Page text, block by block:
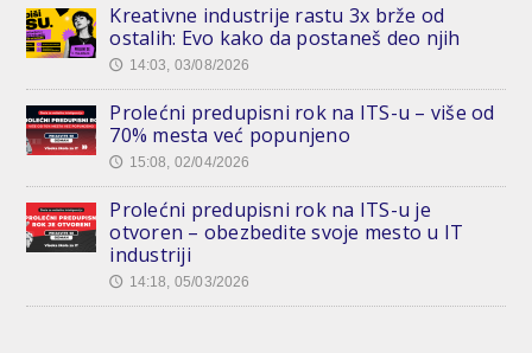
Kreativne industrije rastu 3x brže od
ostalih: Evo kako da postaneš deo njih
🕔 14:03, 03/08/2026
Prolećni predupisni rok na ITS-u – više od
70% mesta već popunjeno
🕔 15:08, 02/04/2026
Prolećni predupisni rok na ITS-u je
otvoren – obezbedite svoje mesto u IT
industriji
🕔 14:18, 05/03/2026